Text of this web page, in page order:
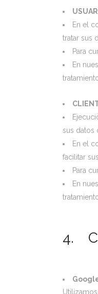
En el
tratar sus
Para
En
sus datos
En el
facilitar
Para
En
4.